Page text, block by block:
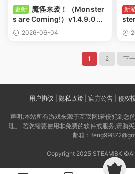
更新
魔怪来袭！（Monster
s are Coming!）v1.4.9.0 免
安装中文版下载
2026-06-04
·
新
1 2 下
用户协议 隐私政策| 官方公告| 侵权
声明:本站所有游戏来源于互联网!若侵犯到您
理。 若您需要使用非免费的软件或服务,请购
邮箱：
Copyright 2025 STEAMBK